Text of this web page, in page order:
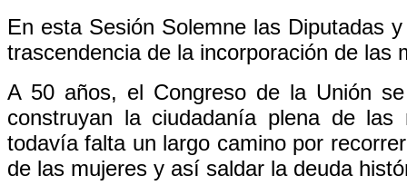
En esta Sesión Solemne las Diputadas
trascendencia de la incorporación de
A 50 años, el Congreso de la Unión
construyan la ciudadanía plena de
todavía falta un largo camino por
de las mujeres y así saldar la deuda